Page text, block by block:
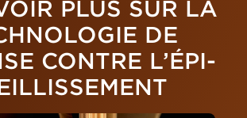
PLUS SUR LA
DE
CONTRE L’ÉPI-